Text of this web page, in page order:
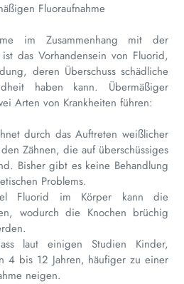
Fluoraufnahme
im Zusammenhang mit der
das Vorhandensein von Fluorid,
deren Überschuss schädliche
haben kann. Übermäßiger
Arten von Krankheiten führen:
durch das Auftreten weißlicher
Zähnen, die auf überschüssiges
Bisher gibt es keine Behandlung
Problems.
Fluorid im Körper kann die
wodurch die Knochen brüchig
laut einigen Studien Kinder,
4 bis 12 Jahren, häufiger zu einer
neigen.